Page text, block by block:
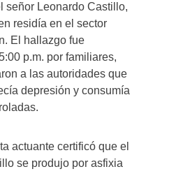
señor Leonardo Castillo,
residía en el sector
El hallazgo fue
p.m. por familiares,
a las autoridades que
depresión y consumía
actuante certificó que el
se produjo por asfixia